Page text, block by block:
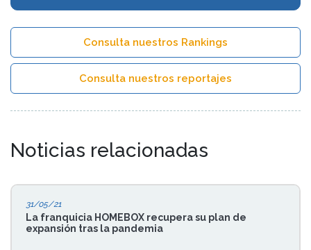
Consulta nuestros Rankings
Consulta nuestros reportajes
Noticias relacionadas
31/05/21
La franquicia HOMEBOX recupera su plan de
expansión tras la pandemia